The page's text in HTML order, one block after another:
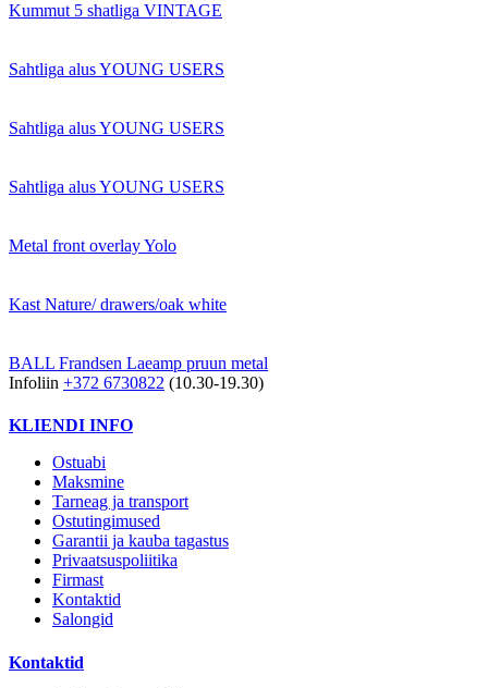
Kummut 5 shatliga VINTAGE
Sahtliga alus YOUNG USERS
Sahtliga alus YOUNG USERS
Sahtliga alus YOUNG USERS
Metal front overlay Yolo
Kast Nature/ drawers/oak white
BALL Frandsen Laeamp pruun metal
Infoliin +372 6730822 (10.30-19.30)
KLIENDI INFO
Ostuabi
Maksmine
Tarneag ja transport
Ostutingimused
Garantii ja kauba tagastus
Privaatsuspoliitika
Firmast
Kontaktid
Salongid
Kontaktid